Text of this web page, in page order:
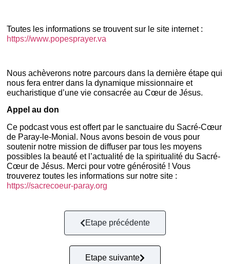
Toutes les informations se trouvent sur le site internet :
https://www.popesprayer.va
Nous achèverons notre parcours dans la dernière étape qui
nous fera entrer dans la dynamique missionnaire et
eucharistique d’une vie consacrée au Cœur de Jésus.
Appel au don
Ce podcast vous est offert par le sanctuaire du Sacré-Cœur
de Paray-le-Monial. Nous avons besoin de vous pour
soutenir notre mission de diffuser par tous les moyens
possibles la beauté et l’actualité de la spiritualité du Sacré-
Cœur de Jésus. Merci pour votre générosité ! Vous
trouverez toutes les informations sur notre site :
https://sacrecoeur-paray.org
Etape précédente
Etape suivante